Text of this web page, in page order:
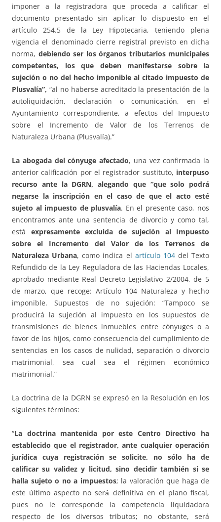
imponer a la registradora que proceda a calificar el
documento presentado sin aplicar lo dispuesto en el
artículo 254.5 de la Ley Hipotecaria, teniendo plena
vigencia el denominado cierre registral previsto en dicha
norma, debiendo ser los órganos tributarios municipales
competentes, los que deben manifestarse sobre la
sujeción o no del hecho imponible al citado impuesto de
Plusvalía”, “al no haberse acreditado la presentación de la
autoliquidación, declaración o comunicación, en el
Ayuntamiento correspondiente, a efectos del Impuesto
sobre el Incremento de Valor de los Terrenos de
Naturaleza Urbana (Plusvalía).”
La abogada del cónyuge afectado, una vez confirmada la
anterior calificación por el registrador sustituto, interpuso
recurso ante la DGRN, alegando que “que solo podrá
negarse la inscripción en el caso de que el acto esté
sujeto al impuesto de plusvalía. En el presente caso, nos
encontramos ante una sentencia de divorcio y como tal,
está expresamente excluida de sujeción al Impuesto
sobre el Incremento del Valor de los Terrenos de
Naturaleza Urbana, como indica el artículo 104del Texto
Refundido de la Ley Reguladora de las Haciendas Locales,
aprobado mediante Real Decreto Legislativo 2/2004, de 5
de marzo, que recoge: Artículo 104 Naturaleza y hecho
imponible. Supuestos de no sujeción: “Tampoco se
producirá la sujeción al impuesto en los supuestos de
transmisiones de bienes inmuebles entre cónyuges o a
favor de los hijos, como consecuencia del cumplimiento de
sentencias en los casos de nulidad, separación o divorcio
matrimonial, sea cual sea el régimen económico
matrimonial.”
La doctrina de la DGRN se expresó en la Resolución en los
siguientes términos:
“La doctrina mantenida por este Centro Directivo ha
establecido que el registrador, ante cualquier operación
jurídica cuya registración se solicite, no sólo ha de
calificar su validez y licitud, sino decidir también si se
halla sujeto o no a impuestos; la valoración que haga de
este último aspecto no será́ definitiva en el plano fiscal,
pues no le corresponde la competencia liquidadora
respecto de los diversos tributos; no obstante, será